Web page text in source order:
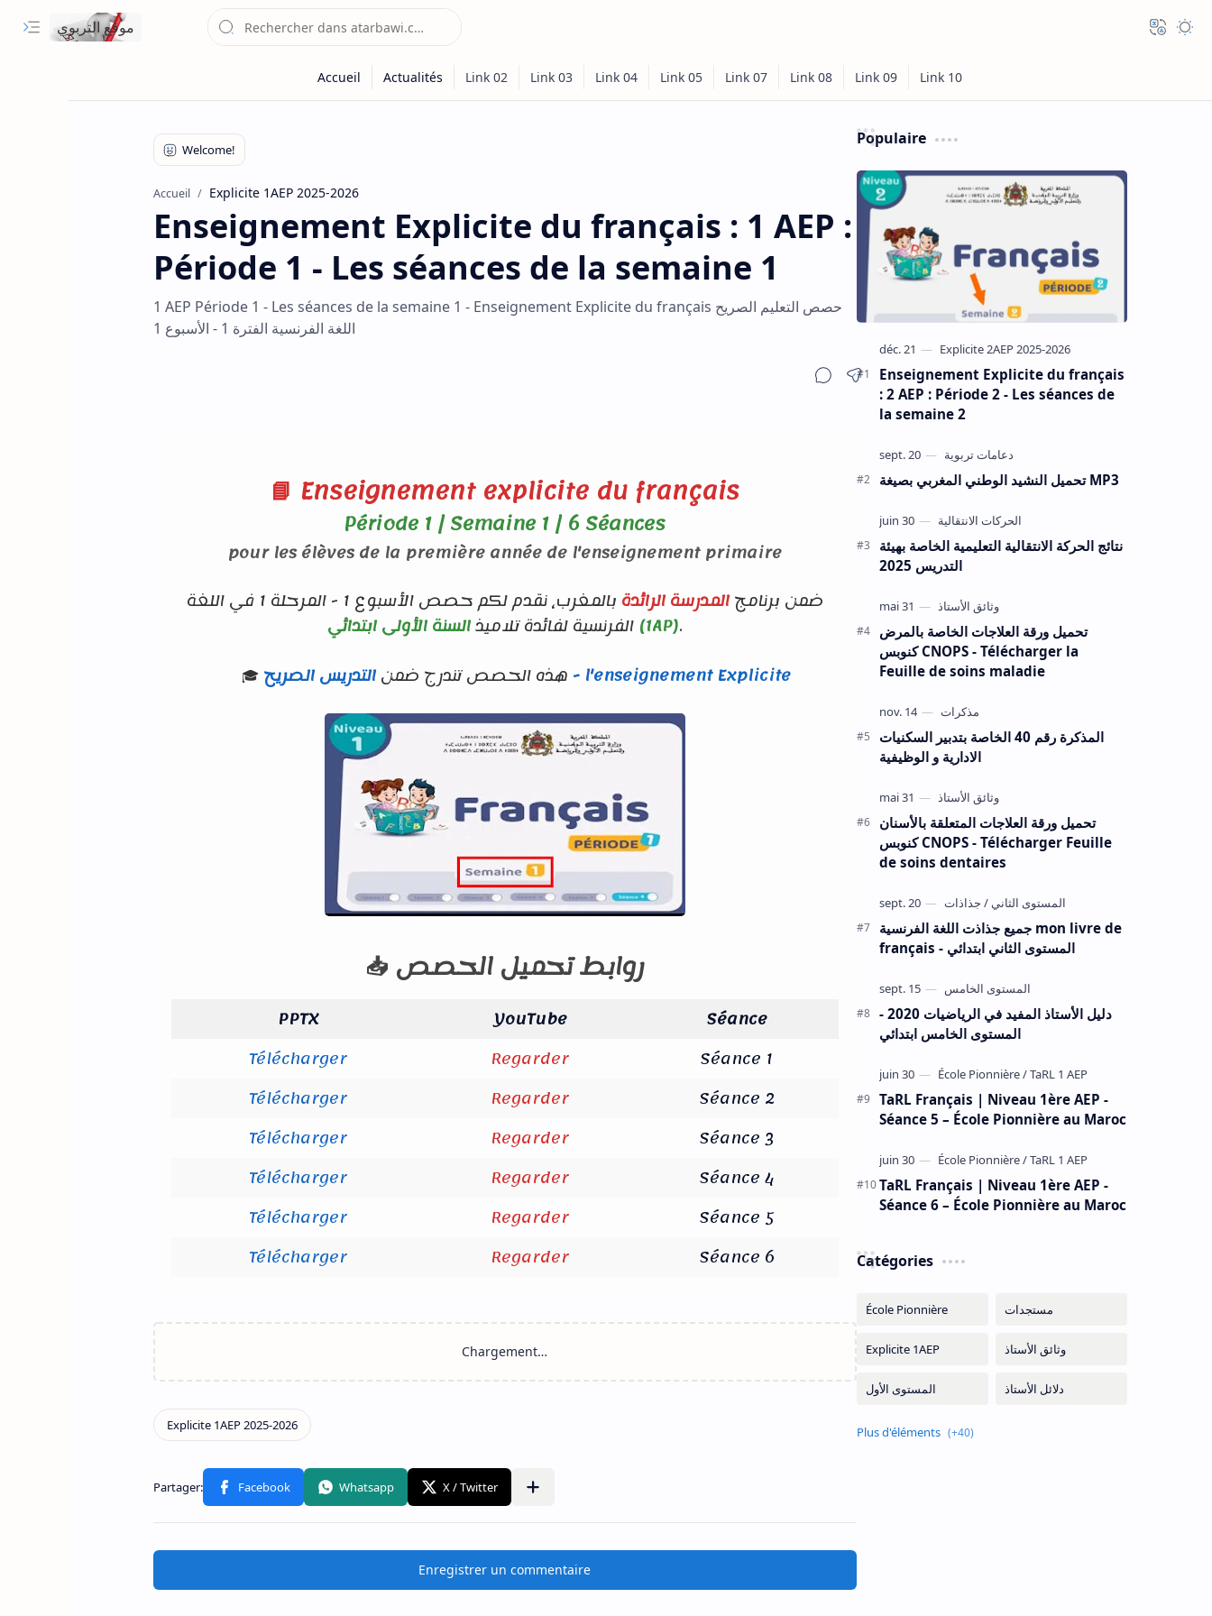
موقع التربوي
Accueil Explicite 1AEP 2025-2026
Enseignement Explicite du français : 1 AEP :
Période 1 - Les séances de la semaine 1
1 AEP Période 1 - Les séances de la semaine 1 - Enseignement Explicite du français حصص التعليم الصريح
اللغة الفرنسية الفترة 1 - الأسبوع 1
📘 Enseignement explicite du français
Période 1 | Semaine 1 | 6 Séances
pour les élèves de la première année de l'enseignement primaire
ضمن برنامجالمدرسة الرائدة
بالمغرب، نقدم لكم حصص الأسبوع 1 - المرحلة 1 في اللغة
الفرنسية لفائدة تلاميذ
السنة الأولى ابتدائي (1AP).
🎓 هذه الحصص تندرج ضمن التدريس الصريح - l'enseignement Explicite
📥 روابط تحميل الحصص
PPTX YouTube
Séance
Télécharger
Regarder
Séance 1
Télécharger
Regarder
Séance 2
Télécharger
Regarder
Séance 3
Télécharger
Regarder
Séance 4
Télécharger
Regarder
Séance 5
Télécharger
Regarder Séance 6
Enregistrer un commentaire
Populaire
Enseignement Explicite du français
: 2 AEP : Période 2 - Les séances de
la semaine 2
تحميل النشيد الوطني المغربي بصيغة MP3
نتائج الحركة الانتقالية التعليمية الخاصة بهيئة
التدريس 2025
تحميل ورقة العلاجات الخاصة بالمرض
كنوبس CNOPS - Télécharger la
Feuille de soins maladie
المذكرة رقم 40 الخاصة بتدبير السكنيات
الادارية و الوظيفية
تحميل ورقة العلاجات المتعلقة بالأسنان
كنوبس CNOPS - Télécharger Feuille
de soins dentaires
جميع جذاذت اللغة الفرنسية mon livre de
français - المستوى الثاني ابتدائي
دليل الأستاذ المفيد في الرياضيات 2020 -
المستوى الخامس ابتدائي
TaRL Français | Niveau 1ère AEP -
Séance 5 – École Pionnière au Maroc
TaRL Français | Niveau 1ère AEP -
Séance 6 – École Pionnière au Maroc
Catégories